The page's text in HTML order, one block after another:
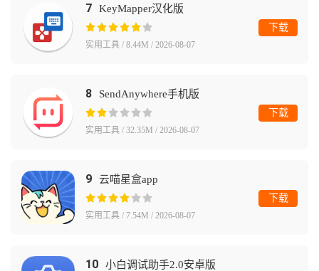
7 KeyMapper汉化版
实用工具 / 8.44M / 2026-08-07
下载
8 SendAnywhere手机版
实用工具 / 32.35M / 2026-08-07
下载
9 云喵星盒app
实用工具 / 7.54M / 2026-08-07
下载
10 小白调试助手2.0安卓版